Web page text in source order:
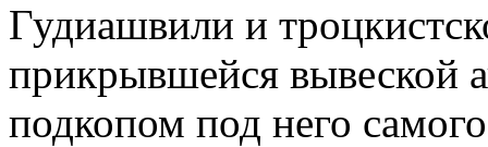
Гудиашвили и
прикрывшейся вывеской
подкопом под него